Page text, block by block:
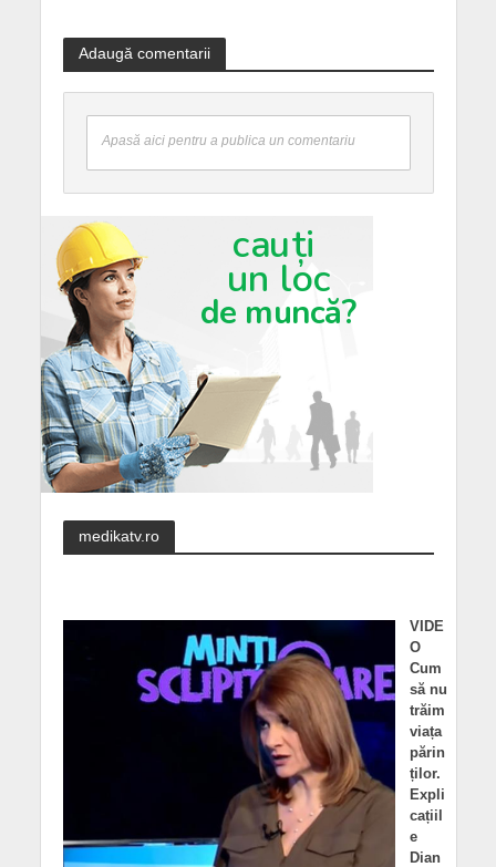
Adaugă comentarii
Apasă aici pentru a publica un comentariu
medikatv.ro
VIDE
O
Cum
să nu
trăim
viața
părin
ților.
Expli
cațiil
e
Dian